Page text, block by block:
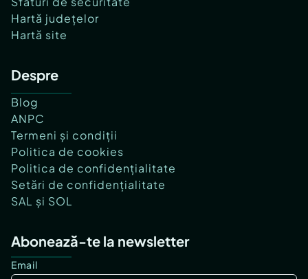
Hartă județelor
Hartă site
Despre
Blog
ANPC
Termeni și condiții
Politica de cookies
Politica de confidențialitate
Setări de confidențialitate
SAL și SOL
Abonează-te la newsletter
Email